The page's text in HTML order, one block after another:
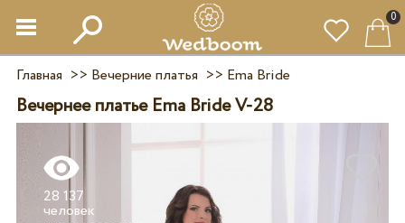
0
Главная >> Вечерние платья >> Ema Bride
Вечернее платье Ema Bride V-28
28 137
человек